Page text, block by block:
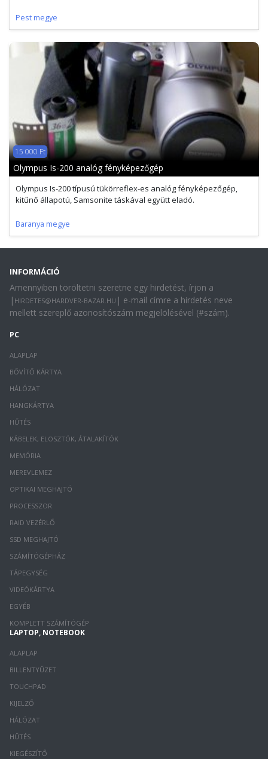
Pest megye
15 000 Ft
Olympus Is-200 analóg fényképezőgép
Olympus Is-200 típusú tükörreflex-es analóg fényképezőgép,
kitűnő állapotú, Samsonite táskával együtt eladó.
Baranya megye
INFORMÁCIÓ
Amennyiben töröltetni szeretne egy hirdetést, írjon a
| HIRDETES@HARDVER-BAZAR.HU | e-mail címre a hirdetés neve
mellett szereplő azonosítószám megjelölésével (#szám).
PC
ALAPLAP
BŐVÍTŐ KÁRTYA
HÁLÓZAT
HANGKÁRTYA
HŰTÉS
KÁBELEK, ELOSZTÓK, ÁTALAKÍTÓK
MEMÓRIA
MEREVLEMEZ
OPTIKAI MEGHAJTÓ
PROCESSZOR
RAID VEZÉRLŐ
SSD MEGHAJTÓ
SZÁMÍTÓGÉPHÁZ
TÁPEGYSÉG
VIDEÓKÁRTYA
EGYÉB
KOMPLETT SZÁMÍTÓGÉP
LAPTOP, NOTEBOOK
ALAPLAP
BILLENTYŰZET
TOUCHPAD
KIJELZŐ
HÁLÓZAT
HŰTÉS
KIEGÉSZÍTŐ